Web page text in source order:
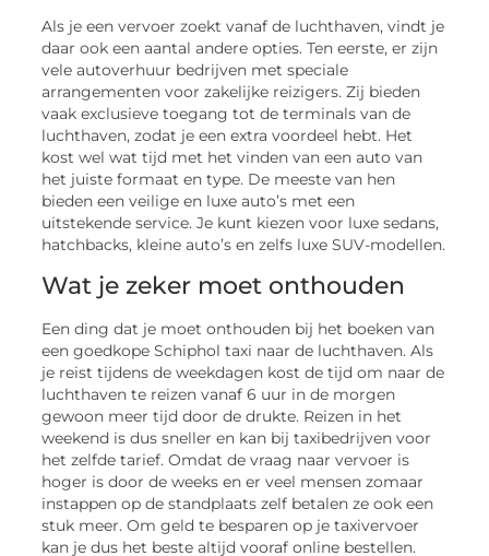
Als je een vervoer zoekt vanaf de luchthaven, vindt je
daar ook een aantal andere opties. Ten eerste, er zijn
vele autoverhuur bedrijven met speciale
arrangementen voor zakelijke reizigers. Zij bieden
vaak exclusieve toegang tot de terminals van de
luchthaven, zodat je een extra voordeel hebt. Het
kost wel wat tijd met het vinden van een auto van
het juiste formaat en type. De meeste van hen
bieden een veilige en luxe auto’s met een
uitstekende service. Je kunt kiezen voor luxe sedans,
hatchbacks, kleine auto’s en zelfs luxe SUV-modellen.
Wat je zeker moet onthouden
Een ding dat je moet onthouden bij het boeken van
een goedkope Schiphol taxi naar de luchthaven. Als
je reist tijdens de weekdagen kost de tijd om naar de
luchthaven te reizen vanaf 6 uur in de morgen
gewoon meer tijd door de drukte. Reizen in het
weekend is dus sneller en kan bij taxibedrijven voor
het zelfde tarief. Omdat de vraag naar vervoer is
hoger is door de weeks en er veel mensen zomaar
instappen op de standplaats zelf betalen ze ook een
stuk meer. Om geld te besparen op je taxivervoer
kan je dus het beste altijd vooraf online bestellen.